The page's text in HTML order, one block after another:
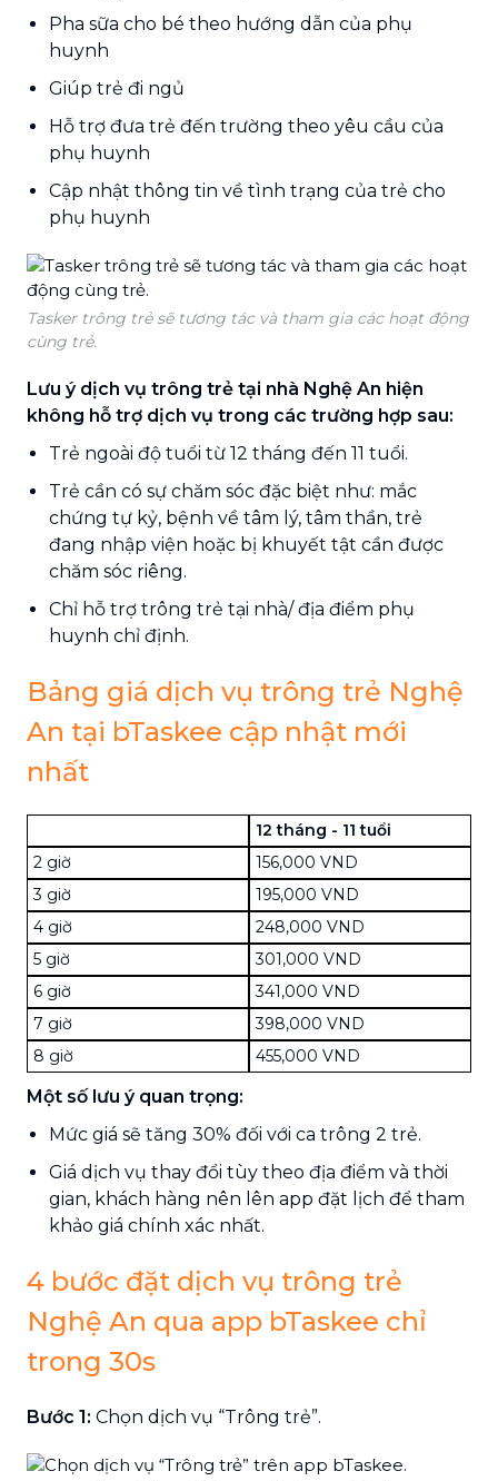
Pha sữa cho bé theo hướng dẫn của phụ
huynh
Giúp trẻ đi ngủ
Hỗ trợ đưa trẻ đến trường theo yêu cầu của
phụ huynh
Cập nhật thông tin về tình trạng của trẻ cho
phụ huynh
Tasker trông trẻ sẽ tương tác và tham gia các hoạt động
cùng trẻ.
Lưu ý dịch vụ trông trẻ tại nhà Nghệ An hiện
không hỗ trợ dịch vụ trong các trường hợp sau:
Trẻ ngoài độ tuổi từ 12 tháng đến 11 tuổi.
Trẻ cần có sự chăm sóc đặc biệt như: mắc
chứng tự kỷ, bệnh về tâm lý, tâm thần, trẻ
đang nhập viện hoặc bị khuyết tật cần được
chăm sóc riêng.
Chỉ hỗ trợ trông trẻ tại nhà/ địa điểm phụ
huynh chỉ định.
Bảng giá dịch vụ trông trẻ Nghệ
An tại bTaskee cập nhật mới
nhất
12 tháng - 11 tuổi
2 giờ
156,000 VND
3 giờ
195,000 VND
4 giờ
248,000 VND
5 giờ
301,000 VND
6 giờ
341,000 VND
7 giờ
398,000 VND
8 giờ
455,000 VND
Một số lưu ý quan trọng:
Mức giá sẽ tăng 30% đối với ca trông 2 trẻ.
Giá dịch vụ thay đổi tùy theo địa điểm và thời
gian, khách hàng nên lên app đặt lịch để tham
khảo giá chính xác nhất.
4 bước đặt dịch vụ trông trẻ
Nghệ An qua app bTaskee chỉ
trong 30s
Bước 1: Chọn dịch vụ “Trông trẻ”.